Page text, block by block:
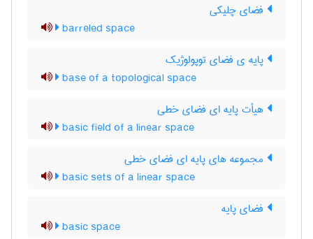
فضای چلیکی
barreled space
پایه ی فضای توپولوژیک
base of a topological space
هیأت پایه ای فضای خطی
basic field of a linear space
مجموعه های پایه ای فضای خطی
basic sets of a linear space
فضای پایه
basic space